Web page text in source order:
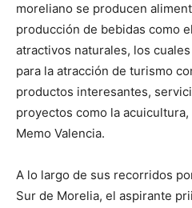
moreliano se producen
producción de bebidas como
atractivos naturales, los
para la atracción de turismo
productos interesantes,
proyectos como la
Memo Valencia.
A lo largo de sus recorridos
Sur de Morelia, el aspirante